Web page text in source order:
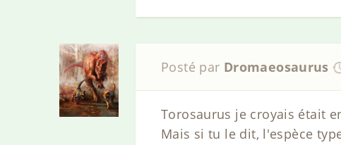
Posté par Dromaeosaurus
Torosaurus je croyais était
Mais si tu le dit, l'espèce